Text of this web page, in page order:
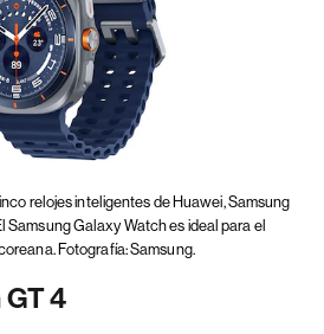
relojes inteligentes de Huawei, Samsung
Samsung Galaxy Watch es ideal para el
Fotografía: Samsung.
4